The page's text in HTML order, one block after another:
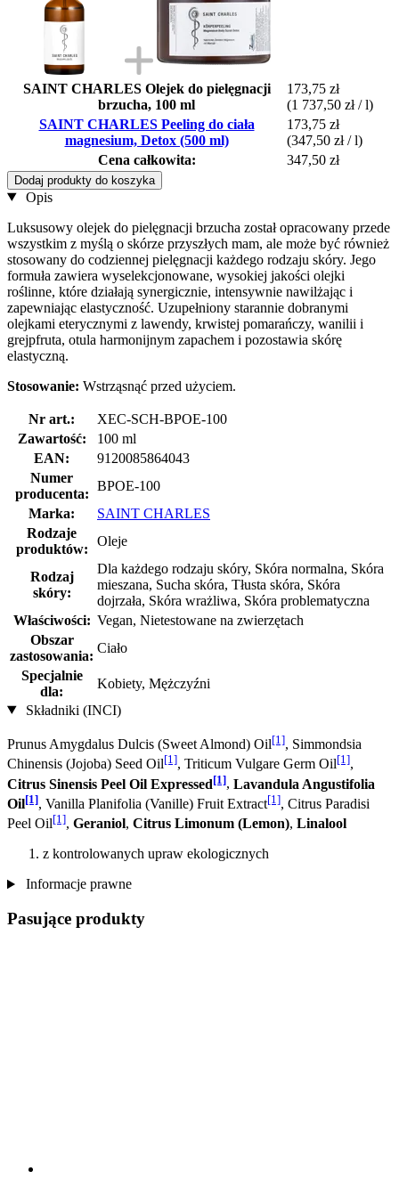
SAINT CHARLES Olejek do pielęgnacji
brzucha, 100 ml
173,75 zł
(1 737,50 zł / l)
SAINT CHARLES Peeling do ciała
magnesium, Detox (500 ml)
173,75 zł
(347,50 zł / l)
Cena całkowita:
347,50 zł
Dodaj produkty do koszyka
Opis
Luksusowy olejek do pielęgnacji brzucha został opracowany przede
wszystkim z myślą o skórze przyszłych mam, ale może być również
stosowany do codziennej pielęgnacji każdego rodzaju skóry. Jego
formuła zawiera wyselekcjonowane, wysokiej jakości olejki
roślinne, które działają synergicznie, intensywnie nawilżając i
zapewniając elastyczność. Uzupełniony starannie dobranymi
olejkami eterycznymi z lawendy, krwistej pomarańczy, wanilii i
grejpfruta, otula harmonijnym zapachem i pozostawia skórę
elastyczną.
Stosowanie: Wstrząsnąć przed użyciem.
Nr art.:
XEC-SCH-BPOE-100
Zawartość:
100 ml
EAN:
9120085864043
Numer
producenta:
BPOE-100
Marka:
SAINT CHARLES
Rodzaje
produktów:
Oleje
Rodzaj
skóry:
Dla każdego rodzaju skóry, Skóra normalna, Skóra
mieszana, Sucha skóra, Tłusta skóra, Skóra
dojrzała, Skóra wrażliwa, Skóra problematyczna
Właściwości: Vegan, Nietestowane na zwierzętach
Obszar
zastosowania:
Ciało
Specjalnie
dla:
Kobiety, Mężczyźni
Składniki (INCI)
Prunus Amygdalus Dulcis (Sweet Almond) Oil[1], Simmondsia
Chinensis (Jojoba) Seed Oil[1], Triticum Vulgare Germ Oil[1],
Citrus Sinensis Peel Oil Expressed[1], Lavandula Angustifolia
Oil[1], Vanilla Planifolia (Vanille) Fruit Extract[1], Citrus Paradisi
Peel Oil[1], Geraniol, Citrus Limonum (Lemon), Linalool
z kontrolowanych upraw ekologicznych
Informacje prawne
Pasujące produkty